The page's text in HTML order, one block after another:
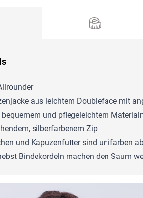
aus leichtem Doubleface mit
und pflegeleichtem
silberfarbenem Zip
und Kapuzenfutter sind unifarben
Bindekordeln machen den Saum